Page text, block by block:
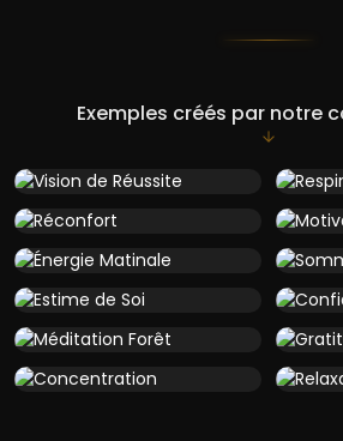
Exemples créés par notre